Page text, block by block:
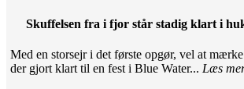
Skuffelsen fra i fjor står stadig klart i
Med en storsejr i det første opgør, vel at
der gjort klart til en fest i Blue Water... Læs